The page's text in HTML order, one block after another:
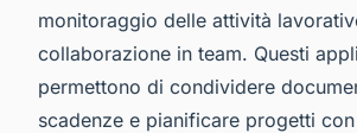
monitoraggio delle attività
collaborazione in team. Questi
permettono di condividere
scadenze e pianificare progetti